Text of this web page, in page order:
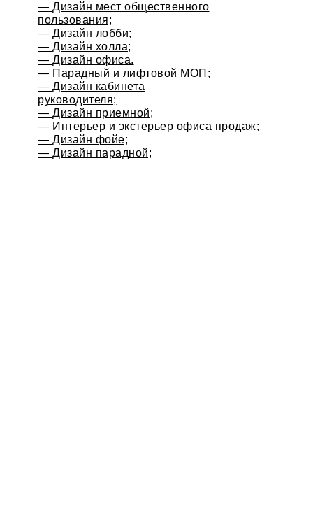
— Дизайн мест общественного
пользования;
— Дизайн лобби;
— Дизайн холла;
— Дизайн офиса.
— Парадный и лифтовой МОП;
— Дизайн кабинета
руководителя;
— Дизайн приемной;
— Интерьер и экстерьер офиса продаж;
— Дизайн фойе;
— Дизайн парадной;